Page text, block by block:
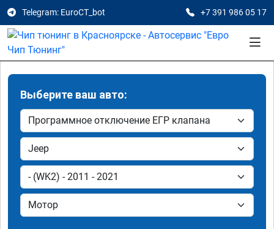
Telegram: EuroCT_bot +7 391 986 05 17
Выберите ваш авто: